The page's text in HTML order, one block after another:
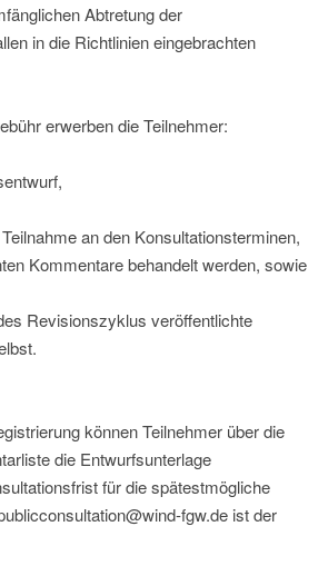
Abtretung der
in die Richtlinien eingebrachten
erwerben die Teilnehmer:
an den Konsultationsterminen,
Kommentare behandelt werden, sowie
Revisionszyklus veröffentlichte
können Teilnehmer über die
die Entwurfsunterlage
für die spätestmögliche
fgw.de ist der